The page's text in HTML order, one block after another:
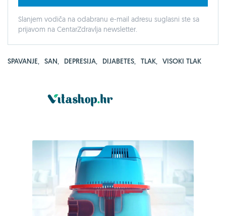
Slanjem vodiča na odabranu e-mail adresu suglasni ste sa
prijavom na CentarZdravlja newsletter.
SPAVANJE, SAN, DEPRESIJA, DIJABETES, TLAK, VISOKI TLAK